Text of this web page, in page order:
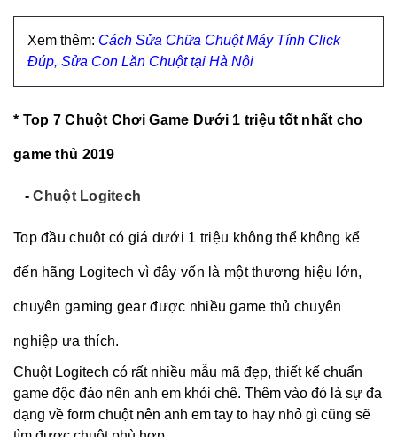
Xem thêm: Cách Sửa Chữa Chuột Máy Tính Click
Đúp, Sửa Con Lăn Chuột tại Hà Nội
* Top 7 Chuột Chơi Game Dưới 1 triệu tốt nhất cho
game thủ 2019
- Chuột Logitech
Top đầu chuột có giá dưới 1 triệu không thể không kể
đến hãng Logitech vì đây vốn là một thương hiệu lớn,
chuyên gaming gear được nhiều game thủ chuyên
nghiệp ưa thích.
Chuột Logitech có rất nhiều mẫu mã đẹp, thiết kế chuẩn
game độc đáo nên anh em khỏi chê. Thêm vào đó là sự đa
dạng về form chuột nên anh em tay to hay nhỏ gì cũng sẽ